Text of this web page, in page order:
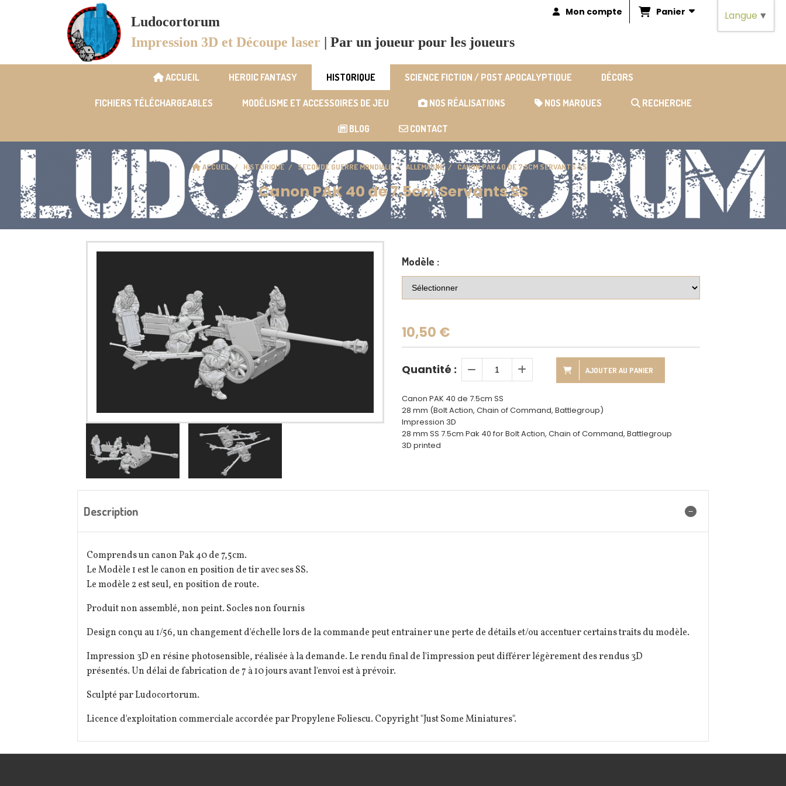
Ludocortorum
Impression 3D et Découpe laser | Par un joueur pour les joueurs
Mon compte Panier
ACCUEIL HEROIC FANTASY HISTORIQUE SCIENCE FICTION / POST APOCALYPTIQUE DÉCORS
FICHIERS TÉLÉCHARGEABLES MODÉLISME ET ACCESSOIRES DE JEU NOS RÉALISATIONS NOS MARQUES RECHERCHE
BLOG CONTACT
ACCUEIL HISTORIQUE SECONDE GUERRE MONDIALE ALLEMAGNE CANON PAK 40 DE 7.5CM SERVANTS SS
Canon PAK 40 de 7.5cm Servants SS
Modèle :
10,50 €
Quantité : AJOUTER AU PANIER
Canon PAK 40 de 7.5cm SS
28 mm (Bolt Action, Chain of Command, Battlegroup)
Impression 3D
28 mm SS 7.5cm Pak 40 for Bolt Action, Chain of Command, Battlegroup
3D printed
Description
Comprends un canon Pak 40 de 7,5cm.
Le Modèle 1 est le canon en position de tir avec ses SS.
Le modèle 2 est seul, en position de route.
Produit non assemblé, non peint. Socles non fournis
Design conçu au 1/56, un changement d'échelle lors de la commande peut entrainer une perte de détails et/ou accentuer certains traits du modèle.
Impression 3D en résine photosensible, réalisée à la demande. Le rendu final de l'impression peut différer légèrement des rendus 3D
présentés. Un délai de fabrication de 7 à 10 jours avant l'envoi est à prévoir.
Sculpté par Ludocortorum.
Licence d'exploitation commerciale accordée par Propylene Foliescu. Copyright "Just Some Miniatures".
Langue ▼
Panneau de gestion des cookies